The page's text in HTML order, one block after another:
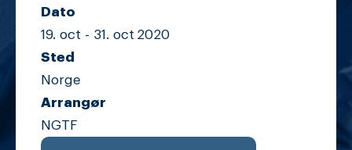
Dato
19. oct - 31. oct 2020
Sted
Norge
Arrangør
NGTF